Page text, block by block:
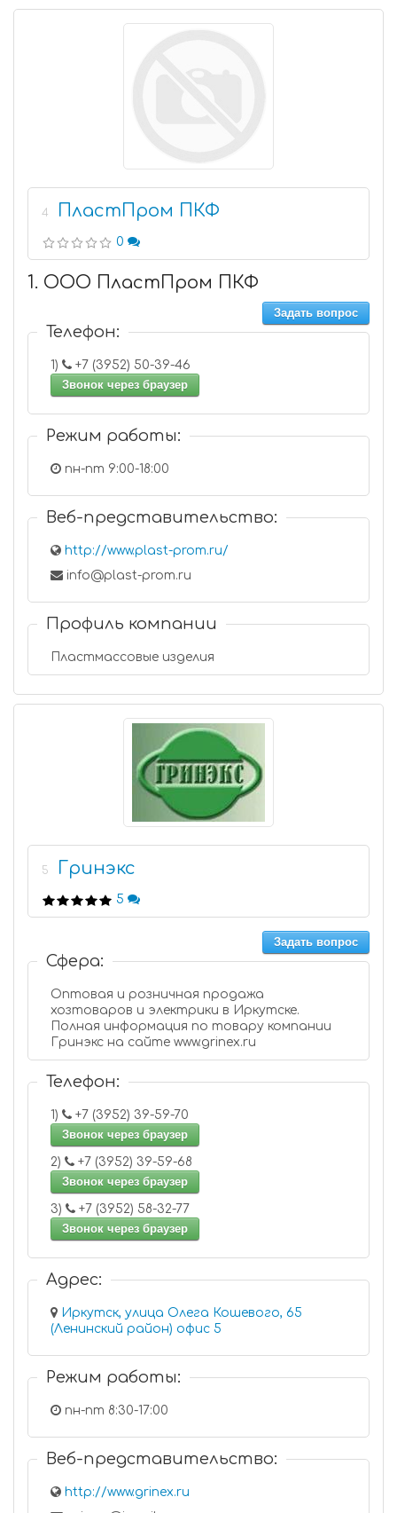
4 ПластПром ПКФ
0
1. ООО ПластПром ПКФ
Задать вопрос
Телефон:
1)
+7 (3952) 50-39-46
Звонок через браузер
Режим работы:
пн-пт 9:00-18:00
Веб-представительство:
http://www.plast-prom.ru/
info@plast-prom.ru
Профиль компании
Пластмассовые изделия
5 Гринэкс
5
Задать вопрос
Сфера:
Оптовая и розничная продажа
хозтоваров и электрики в Иркутске.
Полная информация по товару компании
Гринэкс на сайте www.grinex.ru
Телефон:
1)
+7 (3952) 39-59-70
Звонок через браузер
2)
+7 (3952) 39-59-68
Звонок через браузер
3)
+7 (3952) 58-32-77
Звонок через браузер
Адрес:
Иркутск, улица Олега Кошевого, 65
(Ленинский район) офис 5
Режим работы:
пн-пт 8:30-17:00
Веб-представительство:
http://www.grinex.ru